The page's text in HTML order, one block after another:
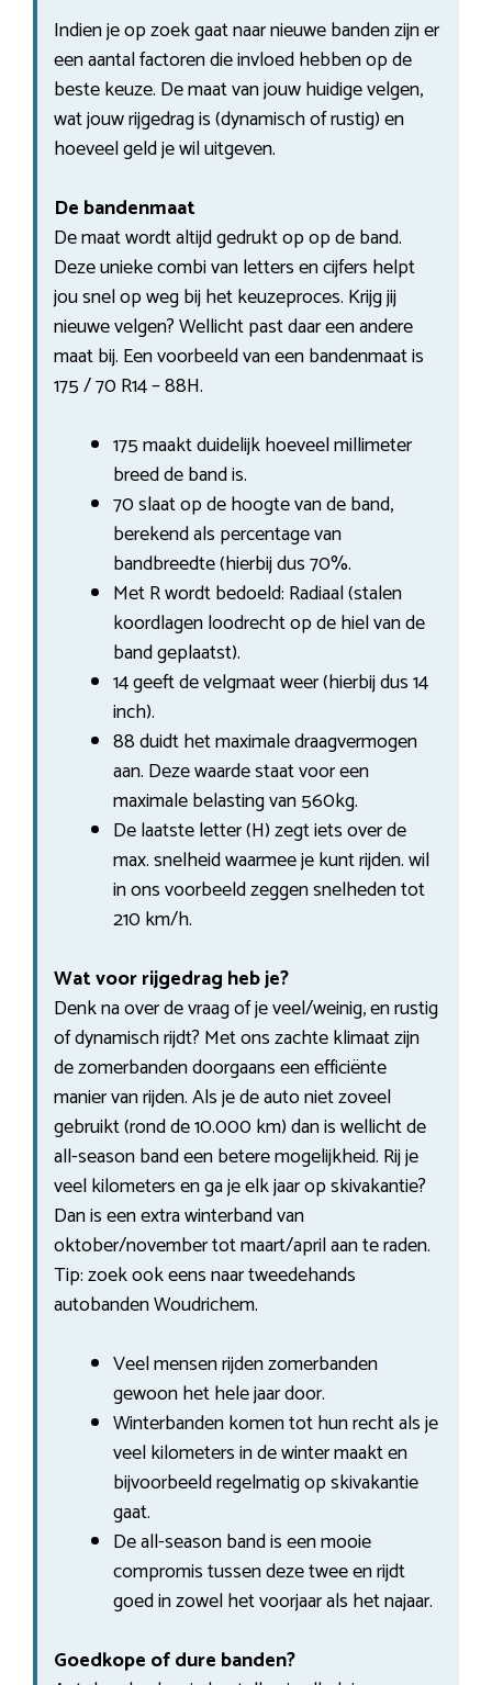
Indien je op zoek gaat naar nieuwe banden zijn er
een aantal factoren die invloed hebben op de
beste keuze. De maat van jouw huidige velgen,
wat jouw rijgedrag is (dynamisch of rustig) en
hoeveel geld je wil uitgeven.
De bandenmaat
De maat wordt altijd gedrukt op op de band.
Deze unieke combi van letters en cijfers helpt
jou snel op weg bij het keuzeproces. Krijg jij
nieuwe velgen? Wellicht past daar een andere
maat bij. Een voorbeeld van een bandenmaat is
175 / 70 R14 – 88H.
175 maakt duidelijk hoeveel millimeter
breed de band is.
70 slaat op de hoogte van de band,
berekend als percentage van
bandbreedte (hierbij dus 70%.
Met R wordt bedoeld: Radiaal (stalen
koordlagen loodrecht op de hiel van de
band geplaatst).
14 geeft de velgmaat weer (hierbij dus 14
inch).
88 duidt het maximale draagvermogen
aan. Deze waarde staat voor een
maximale belasting van 560kg.
De laatste letter (H) zegt iets over de
max. snelheid waarmee je kunt rijden. wil
in ons voorbeeld zeggen snelheden tot
210 km/h.
Wat voor rijgedrag heb je?
Denk na over de vraag of je veel/weinig, en rustig
of dynamisch rijdt? Met ons zachte klimaat zijn
de zomerbanden doorgaans een efficiënte
manier van rijden. Als je de auto niet zoveel
gebruikt (rond de 10.000 km) dan is wellicht de
all-season band een betere mogelijkheid. Rij je
veel kilometers en ga je elk jaar op skivakantie?
Dan is een extra winterband van
oktober/november tot maart/april aan te raden.
Tip: zoek ook eens naar tweedehands
autobanden Woudrichem.
Veel mensen rijden zomerbanden
gewoon het hele jaar door.
Winterbanden komen tot hun recht als je
veel kilometers in de winter maakt en
bijvoorbeeld regelmatig op skivakantie
gaat.
De all-season band is een mooie
compromis tussen deze twee en rijdt
goed in zowel het voorjaar als het najaar.
Goedkope of dure banden?